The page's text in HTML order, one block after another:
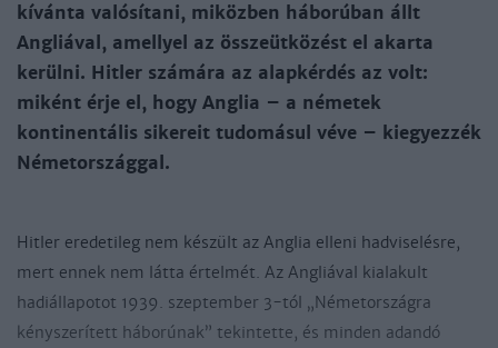
kívánta valósítani, miközben háborúban állt
Angliával, amellyel az összeütközést el akarta
kerülni. Hitler számára az alapkérdés az volt:
miként érje el, hogy Anglia – a németek
kontinentális sikereit tudomásul véve – kiegyezzék
Németországgal.
Hitler eredetileg nem készült az Anglia elleni hadviselésre,
mert ennek nem látta értelmét. Az Angliával kialakult
hadiállapotot 1939. szeptember 3-tól „Németországra
kényszerített háborúnak” tekintette, és minden adandó